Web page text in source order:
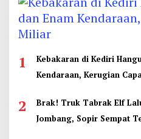
1
Kebakaran di Kediri
Kendaraan, Kerugian
2
Brak! Truk Tabrak Elf
Jombang, Sopir Sempat